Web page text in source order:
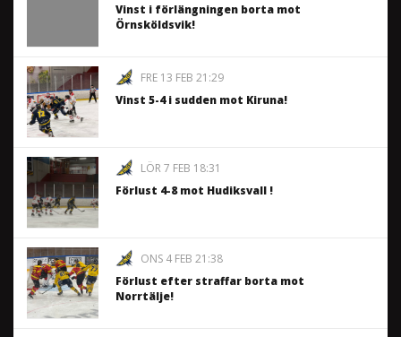
Vinst i förlängningen borta mot
Örnsköldsvik!
FRE 13 FEB 21:29
Vinst 5-4 i sudden mot Kiruna!
LÖR 7 FEB 18:31
Förlust 4-8 mot Hudiksvall !
ONS 4 FEB 21:38
Förlust efter straffar borta mot
Norrtälje!